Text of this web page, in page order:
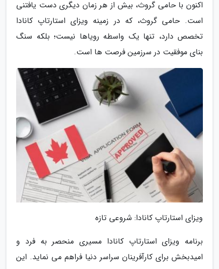
اکنون با حامی گروث، بیش از هر زمان دیگری دست یافتنی
است. حامی گروث، که در زمینه ویزای استارتاپ کانادا
تخصص دارد، تنها یک واسطه رویاها نیست؛ بلکه سنگ
بنای موفقیت در سرزمین فرصت ها است.
ویزای استارتاپ کانادا: شروعی تازه
برنامه ویزای استارتاپ کانادا مسیری منحصر به فرد و
امیدبخش برای کارآفرینان سراسر دنیا فراهم می نماید. این